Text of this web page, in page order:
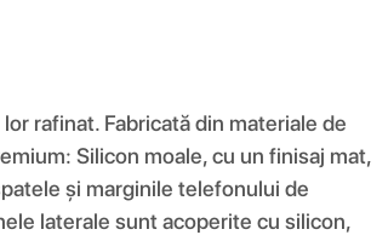
rafinat. Fabricată din materiale de
Silicon moale, cu un finisaj mat,
și marginile telefonului de
laterale sunt acoperite cu silicon,